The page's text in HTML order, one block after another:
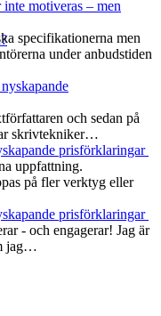
motiveras – men
specifikationerna men
under anbudstiden
och sedan på
skrivtekniker…
prisförklaringar
uppfattning.
på fler verktyg eller
prisförklaringar
- och engagerar! Jag är
jag…